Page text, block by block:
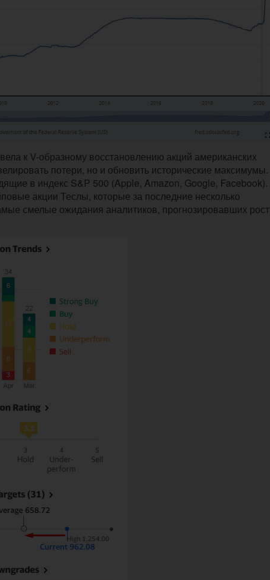
к V-образному восстановлению акций американских
потери, но и обновить исторические максимумы.
в индекс S&P 500 (Apple, Amazon, Google, Facebook).
акции Теслы, которые за последние несколько
смелые ожидания аналитиков, прогнозировавших рост